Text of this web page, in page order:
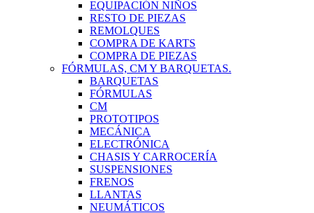
EQUIPACIÓN NIÑOS
RESTO DE PIEZAS
REMOLQUES
COMPRA DE KARTS
COMPRA DE PIEZAS
FÓRMULAS, CM Y BARQUETAS.
BARQUETAS
FÓRMULAS
CM
PROTOTIPOS
MECÁNICA
ELECTRÓNICA
CHASIS Y CARROCERÍA
SUSPENSIONES
FRENOS
LLANTAS
NEUMÁTICOS